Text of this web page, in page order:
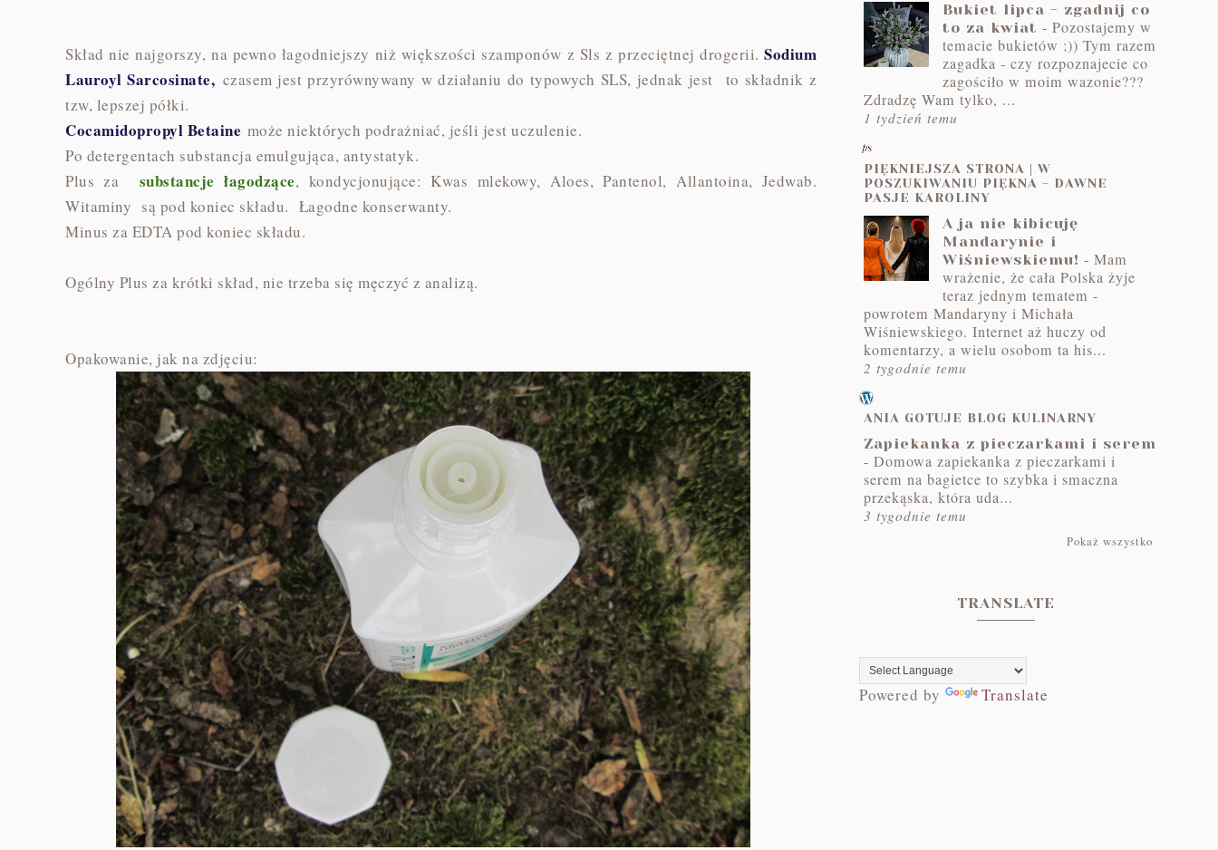
Skład nie najgorszy, na pewno łagodniejszy niż większości szamponów z Sls z przeciętnej drogerii.Sodium
Lauroyl Sarcosinate, czasem jest przyrównywany w działaniu do typowych SLS, jednak jest to składnik z
tzw, lepszej półki.
Cocamidopropyl Betaine może niektórych podrażniać, jeśli jest uczulenie.
Po detergentach substancja emulgująca, antystatyk.
Plus za substancje łagodzące, kondycjonujące: Kwas mlekowy, Aloes, Pantenol, Allantoina, Jedwab.
Witaminy są pod koniec składu. Łagodne konserwanty.
Minus za EDTA pod koniec składu.
Ogólny Plus za krótki skład, nie trzeba się męczyć z analizą.
Opakowanie, jak na zdjęciu:
Bukiet lipca - zgadnij co
to za kwiat - Pozostajemy w
temacie bukietów ;)) Tym razem
zagadka - czy rozpoznajecie co
zagościło w moim wazonie???
Zdradzę Wam tylko, ...
1 tydzień temu
PIĘKNIEJSZA STRONA | W
POSZUKIWANIU PIĘKNA - DAWNE
PASJE KAROLINY
A ja nie kibicuję
Mandarynie i
Wiśniewskiemu! - Mam
wrażenie, że cała Polska żyje
teraz jednym tematem -
powrotem Mandaryny i Michała
Wiśniewskiego. Internet aż huczy od
komentarzy, a wielu osobom ta his...
2 tygodnie temu
ANIA GOTUJE BLOG KULINARNY
Zapiekanka z pieczarkami i serem
- Domowa zapiekanka z pieczarkami i
serem na bagietce to szybka i smaczna
przekąska, która uda...
3 tygodnie temu
Pokaż wszystko
TRANSLATE
Powered by Translate